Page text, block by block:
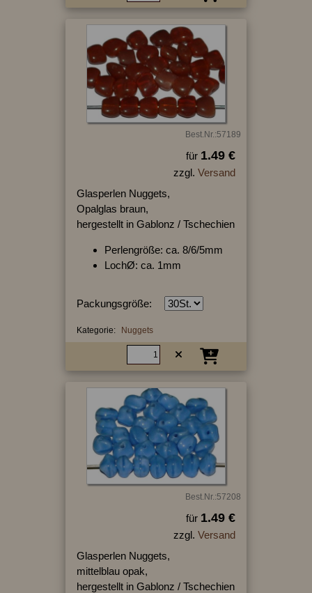
Best.Nr.:57189
für 1.49 €
zzgl. Versand
Glasperlen Nuggets,
Opalglas braun,
hergestellt in Gablonz / Tschechien
Perlengröße: ca. 8/6/5mm
LochØ: ca. 1mm
Packungsgröße:
Kategorie: Nuggets
Best.Nr.:57208
für 1.49 €
zzgl. Versand
Glasperlen Nuggets,
mittelblau opak,
hergestellt in Gablonz / Tschechien